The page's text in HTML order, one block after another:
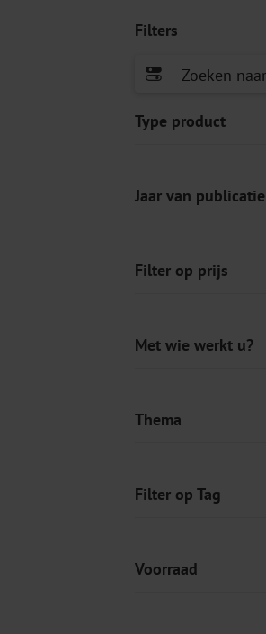
Filters
Type product
Jaar van publicatie
Filter op prijs
Met wie werkt u?
Thema
Filter op Tag
Voorraad